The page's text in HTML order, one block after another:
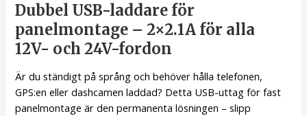
Dubbel USB-laddare för
panelmontage – 2×2.1A för alla
12V- och 24V-fordon
Är du ständigt på språng och behöver hålla telefonen,
GPS:en eller dashcamen laddad? Detta USB-uttag för fast
panelmontage är den permanenta lösningen – slipp